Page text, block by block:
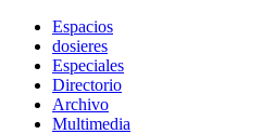
Espacios
dosieres
Especiales
Directorio
Archivo
Multimedia